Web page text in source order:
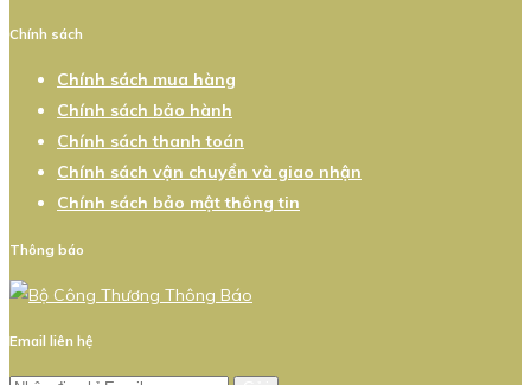
Chính sách
Chính sách mua hàng
Chính sách bảo hành
Chính sách thanh toán
Chính sách vận chuyển và giao nhận
Chính sách bảo mật thông tin
Thông báo
Email liên hệ